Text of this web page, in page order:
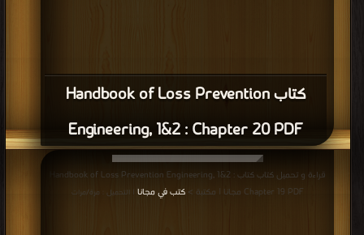
كتاب Handbook of Loss Prevention
Engineering, 1&2 : Chapter 20 PDF
قراءة و تحميل كتاب كتاب Handbook of Loss Prevention Engineering, 1&2 :
Chapter 19 PDF مجانا | مكتبة >
كتب في مجانا | التحميل : مرة/مرات